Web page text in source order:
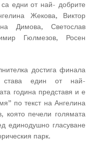
едни от най- добрите
Жекова, Виктор
Димова, Светослав
Гюлмезов, Росен
достига финала
става един от най-
година представя и е
по текст на Ангелина
печели голямата
единодушно гласуване
парк.